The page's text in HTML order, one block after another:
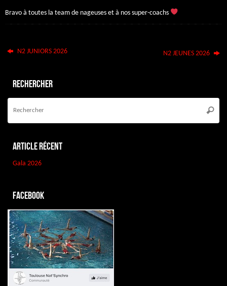
Bravo à toutes la team de nageuses et à nos super-coachs
N2 JUNIORS 2026 N2 JEUNES 2026
Rechercher
Article récent
Gala 2026
Facebook